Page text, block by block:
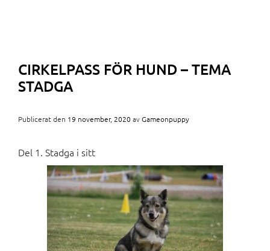
CIRKELPASS FÖR HUND – TEMA
STADGA
Publicerat den 19 november, 2020 avGameonpuppy
Del 1. Stadga i sitt